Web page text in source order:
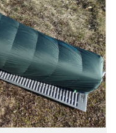
une large plage
quilt équivalent chez
reste très légère et
pour un poids très